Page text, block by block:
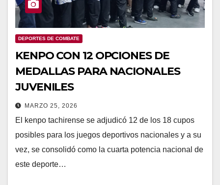
DEPORTES DE COMBATE
KENPO CON 12 OPCIONES DE
MEDALLAS PARA NACIONALES
JUVENILES
MARZO 25, 2026
El kenpo tachirense se adjudicó 12 de los 18 cupos
posibles para los juegos deportivos nacionales y a su
vez, se consolidó como la cuarta potencia nacional de
este deporte…